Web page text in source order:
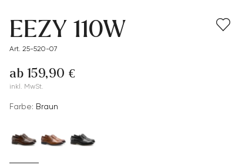
EEZY 110W
Art. 25-520-07
ab 159,90 €
inkl. MwSt.
Farbe: Braun